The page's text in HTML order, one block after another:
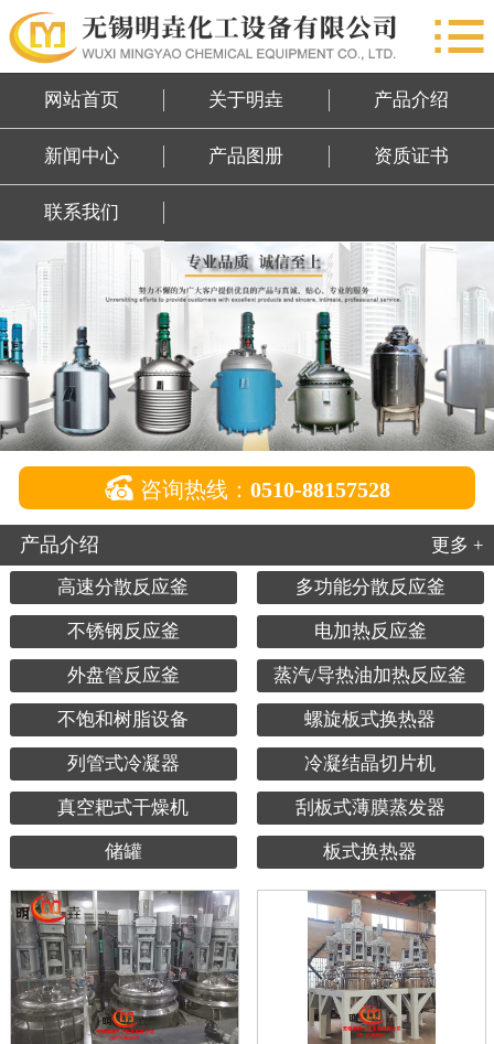
网站首页
产品图册
资质证书
联系我们

网站首页 关于明垚 产品介绍
新闻中心 产品图册 资质证书
联系我们
 咨询热线： 0510-88157528
产品介绍 更多 +
高速分散反应釜 多功能分散反应釜
不锈钢反应釜 电加热反应釜
外盘管反应釜 蒸汽/导热油加热反应釜
不饱和树脂设备 螺旋板式换热器
列管式冷凝器 冷凝结晶切片机
真空耙式干燥机 刮板式薄膜蒸发器
储罐 板式换热器